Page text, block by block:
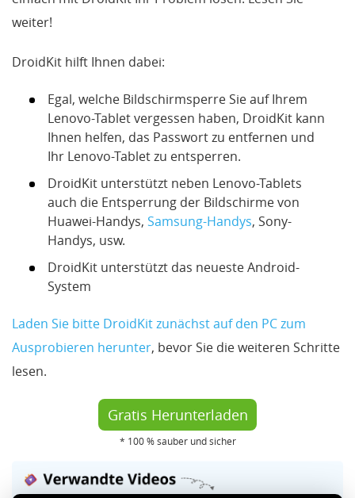
weiter!
DroidKit hilft Ihnen dabei:
Egal, welche Bildschirmsperre Sie auf Ihrem
Lenovo-Tablet vergessen haben, DroidKit kann
Ihnen helfen, das Passwort zu entfernen und
Ihr Lenovo-Tablet zu entsperren.
DroidKit unterstützt neben Lenovo-Tablets
auch die Entsperrung der Bildschirme von
Huawei-Handys, Samsung-Handys, Sony-
Handys, usw.
DroidKit unterstützt das neueste Android-
System
Laden Sie bitte DroidKit zunächst auf den PC zum
Ausprobieren herunter, bevor Sie die weiteren Schritte
lesen.
Gratis Herunterladen
* 100 % sauber und sicher